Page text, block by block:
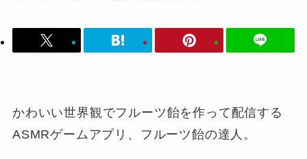
かわいい世界観でフルーツ飴を作って配信する
ASMRゲームアプリ、フルーツ飴の達人。